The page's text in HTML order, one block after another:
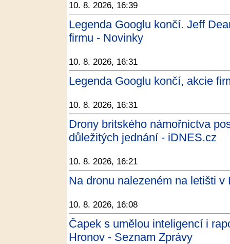
10. 8. 2026, 16:39
Legenda Googlu končí. Jeff
firmu - Novinky
10. 8. 2026, 16:31
Legenda Googlu končí, akcie
10. 8. 2026, 16:31
Drony britského námořnictva
důležitých jednání - iDNES.cz
10. 8. 2026, 16:21
Na dronu nalezeném na letišti
10. 8. 2026, 16:08
Čapek s umělou inteligencí i
Hronov - Seznam Zprávy